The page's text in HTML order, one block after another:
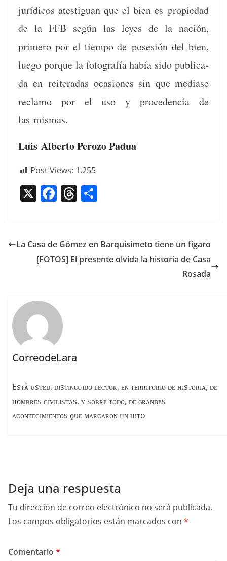
jurídi­cos ates­tiguan que el bien es propiedad
de la FFB según las leyes de la nación,
primero por el tiem­po de pos­esión del bien,
luego porque la fotografía había sido pub­li­ca­
da en reit­er­adas oca­siones sin que medi­ase
reclamo por el uso y proce­den­cia de
las mismas.
Luis Alberto Perozo Padua
Post Views: 1.255
X F
e
b
k
T
a
d
p
ar
La Casa de Gómez en Barquisimeto tiene un fígaro
[FOTOS] El presente olvida la historia de Casa
Rosada
CorreodeLara
Esᴛᴀ́ ᴜsᴛᴇᴅ, ᴅɪsᴛɪɴɢᴜɪᴅᴏ ʟᴇᴄᴛᴏʀ, ᴇɴ ᴛᴇʀʀɪᴛᴏʀɪᴏ ᴅᴇ ʜɪsᴛᴏʀɪᴀ, ᴅᴇ
ʜᴏᴍʙʀᴇs ᴄɪᴠɪʟɪsᴛᴀs, ʏ sᴏʙʀᴇ ᴛᴏᴅᴏ, ᴅᴇ ɢʀᴀɴᴅᴇs
ᴀᴄᴏɴᴛᴇᴄɪᴍɪᴇɴᴛᴏs ϙᴜᴇ ᴍᴀʀᴄᴀʀᴏɴ ᴜɴ ʜɪᴛo
Deja una respuesta
Tu dirección de correo electrónico no será publicada.
Los campos obligatorios están marcados con *
Comentario *